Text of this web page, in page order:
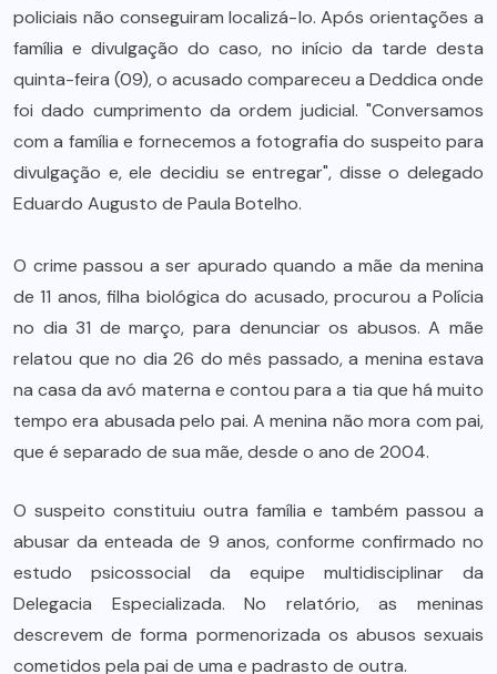
policiais não conseguiram localizá-lo. Após orientações a
família e divulgação do caso, no início da tarde desta
quinta-feira (09), o acusado compareceu a Deddica onde
foi dado cumprimento da ordem judicial. "Conversamos
com a família e fornecemos a fotografia do suspeito para
divulgação e, ele decidiu se entregar", disse o delegado
Eduardo Augusto de Paula Botelho.
O crime passou a ser apurado quando a mãe da menina
de 11 anos, filha biológica do acusado, procurou a Polícia
no dia 31 de março, para denunciar os abusos. A mãe
relatou que no dia 26 do mês passado, a menina estava
na casa da avó materna e contou para a tia que há muito
tempo era abusada pelo pai. A menina não mora com pai,
que é separado de sua mãe, desde o ano de 2004.
O suspeito constituiu outra família e também passou a
abusar da enteada de 9 anos, conforme confirmado no
estudo psicossocial da equipe multidisciplinar da
Delegacia Especializada. No relatório, as meninas
descrevem de forma pormenorizada os abusos sexuais
cometidos pela pai de uma e padrasto de outra.